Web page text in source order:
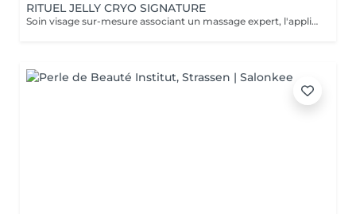
RITUEL JELLY CRYO SIGNATURE
Soin visage sur-mesure associant un massage expert, l'application d'un Jelly Mask professionnel aux algues et une gestuelle cryo à l'aide de cuillères froides. Ce soin hydrate, lisse, purifie ou revitalise la peau selon ses besoins du moment. La texture jelly permet une diffusion optimale des actifs, tandis que le froid stimule la microcirculation, décongestionne et raffermit la peau. Résultats : Peau fraîche, lissée, lumineuse, traits détendus et sensation de bien-être immédiate.